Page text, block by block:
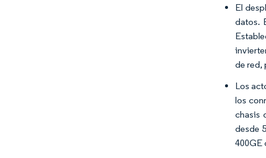
El
datos.
de red,
Los
los
chasis
desde
400GE